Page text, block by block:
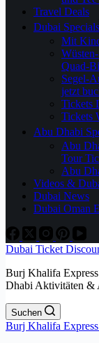
Travel Deals
Dubai Specials
Mit
Quad-
Segel-
jetzt
Tickets
Tickets
Abu Dhabi
Abu
Tour
Abu
Videos &
Dubai News
Dubai Oman
Dubai Ticket
Burj Khalifa
Dhabi Aktivitäten &
Suchen
Burj Khalifa